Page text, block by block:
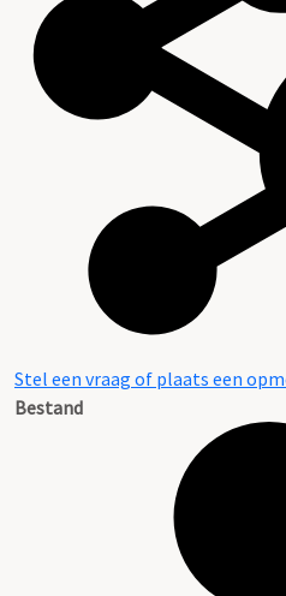
Stel een vraag of plaats een
Bestand